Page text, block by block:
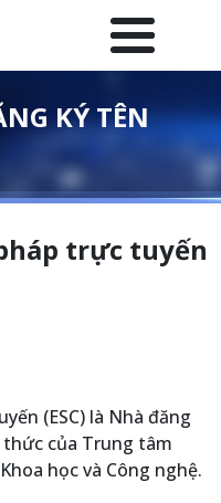
KÝ TÊN
trực tuyến
(ESC) là Nhà đăng
của Trung tâm
học và Công nghệ.